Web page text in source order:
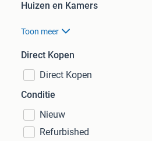
Huizen en Kamers
Toon meer
Direct Kopen
Direct Kopen
Conditie
Nieuw
Refurbished